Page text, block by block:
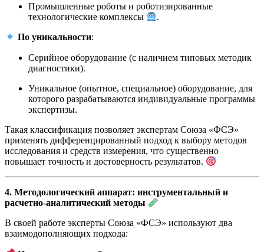
Промышленные роботы и роботизированные
технологические комплексы
.
По уникальности:
Серийное оборудование (с наличием типовых методик
диагностики).
Уникальное (опытное, специальное) оборудование, для
которого разрабатываются индивидуальные программы
экспертизы.
Такая классификация позволяет экспертам Союза «ФСЭ»
применять дифференцированный подход к выбору методов
исследования и средств измерения, что существенно
повышает точность и достоверность результатов.
4. Методологический аппарат: инструментальный и
расчетно-аналитический методы
В своей работе эксперты Союза «ФСЭ» используют два
взаимодополняющих подхода: